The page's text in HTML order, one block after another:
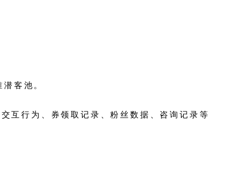
客池。
互行为、券领取记录、粉丝数据、咨询记录等